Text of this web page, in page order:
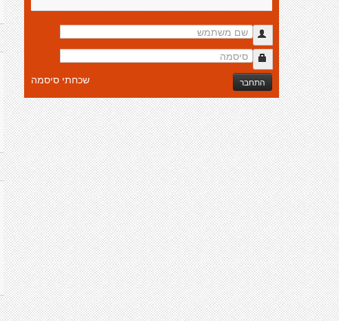
התחבר שכחתי סיסמה